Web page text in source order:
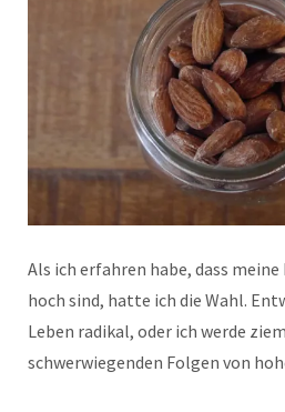
Als ich erfahren habe, dass
hoch sind, hatte ich die Wahl.
Leben radikal, oder ich werde
schwerwiegenden Folgen von